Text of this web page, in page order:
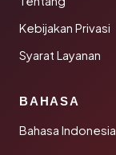
Kebijakan Privasi
Syarat Layanan
BAHASA
Bahasa Indonesia